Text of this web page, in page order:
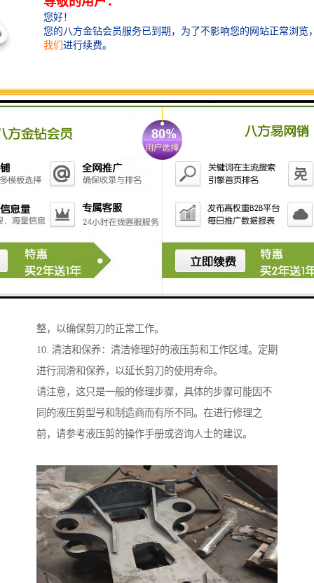
3. 卸下液压系统：使用扳手和扳手，卸下液压系统的连
接螺栓和管道。小心地将液压系统从双杠上取下。
5. 清洁和检查：清洁液压系统和双杠，以去除污垢和油
渍。仔细检查双杠的结构和液压系统的密封件是否有损
坏或磨损。
6. 更换损坏部件：根据需要，更换双杠和液压系统的损
坏部件。确保使用适合的规格和型号的部件。
7. 安装双杠：将修理好的双杠安装回剪刀上。使用扳手
和扳手，紧固连接螺栓和销钉。
8. 安装液压系统：将修理好的液压系统安装回双杠上。
使用扳手和扳手，紧固连接螺栓和管道。
整，以确保剪刀的正常工作。
10. 清洁和保养：清洁修理好的液压剪和工作区域。定期
进行润滑和保养，以延长剪刀的使用寿命。
请注意，这只是一般的修理步骤，具体的步骤可能因不
同的液压剪型号和制造商而有所不同。在进行修理之
前，请参考液压剪的操作手册或咨询人士的建议。